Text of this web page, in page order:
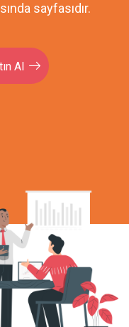
sayfasıdır.
Al